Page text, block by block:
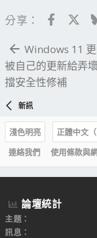
分享：
Windows 11
被自己的更新給弄
擋安全性修補
新訊
淺色明亮
正體中文（
連絡我們
使用條款與
論壇統計
主題
訊息